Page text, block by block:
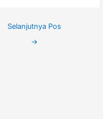
Selanjutnya Pos
→